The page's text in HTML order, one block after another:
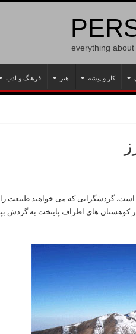
everything
کار و پیشه هنر فرهنگ و ادب
گردشگرانی که می خواهند طبیعت را در
در کوهستان های اطراف پایتخت به گردش